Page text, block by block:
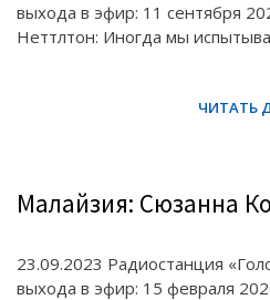
выхода в эфир: 11 сентября
Неттлтон: Иногда мы
Малайзия: Сюзанна
23.09.2023 Радиостанция
выхода в эфир: 15 февраля